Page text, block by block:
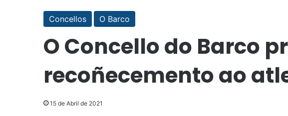
Concellos O Barco
O Concello do Barco
recoñecemento ao
15 de Abril de 2021